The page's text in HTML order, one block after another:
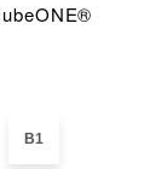
B1